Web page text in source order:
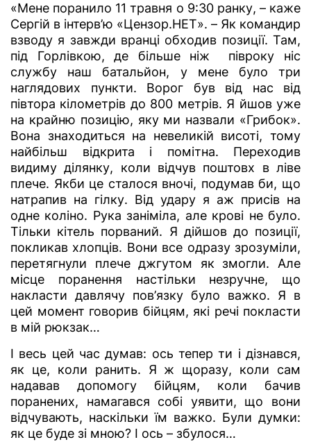
«Мене поранило 11 травня о 9:30 ранку, – каже
Сергій в інтерв’ю «Цензор.НЕТ». – Як командир
взводу я завжди вранці обходив позиції. Там,
під Горлівкою, де більше ніж півроку ніс
службу наш батальйон, у мене було три
наглядових пункти. Ворог був від нас від
півтора кілометрів до 800 метрів. Я йшов уже
на крайню позицію, яку ми назвали «Грибок».
Вона знаходиться на невеликій висоті, тому
найбільш відкрита і помітна. Переходив
видиму ділянку, коли відчув поштовх в ліве
плече. Якби це сталося вночі, подумав би, що
натрапив на гілку. Від удару я аж присів на
одне коліно. Рука заніміла, але крові не було.
Тільки кітель порваний. Я дійшов до позиції,
покликав хлопців. Вони все одразу зрозуміли,
перетягнули плече джгутом як змогли. Але
місце поранення настільки незручне, що
накласти давлячу пов’язку було важко. Я в
цей момент говорив бійцям, які речі покласти
в мій рюкзак…
І весь цей час думав: ось тепер ти і дізнався,
як це, коли ранить. Я ж щоразу, коли сам
надавав допомогу бійцям, коли бачив
поранених, намагався собі уявити, що вони
відчувають, наскільки їм важко. Були думки:
як це буде зі мною? І ось – збулося…